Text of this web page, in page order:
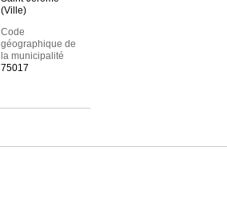
(Ville)
Code
géographique de
la municipalité
75017